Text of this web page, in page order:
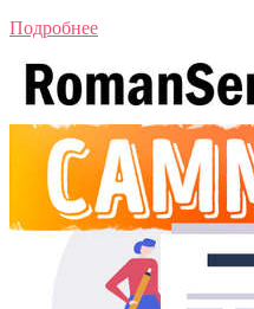
Подробнее